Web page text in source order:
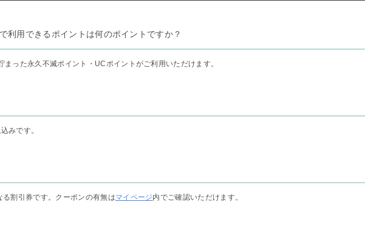
利用できるポイントは何のポイントですか？
った永久不滅ポイント・UCポイントがご利用いただけます。
みです。
割引券です。クーポンの有無はマイページ内でご確認いただけます。